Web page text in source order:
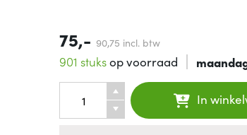
75,- 90,75 incl. btw
901 stuksop voorraad
In